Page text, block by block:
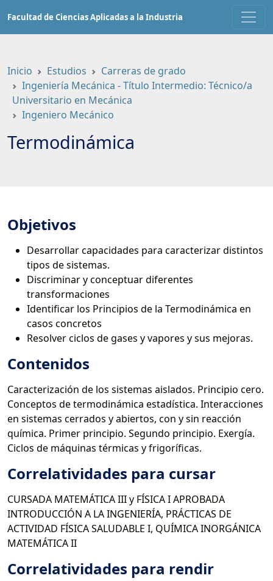
contenido
Facultad de Ciencias Aplicadas a la Industria
Inicio Estudios
Carreras de grado
Ingeniería Mecánica - Título Intermedio: Técnico/a
Universitario en Mecánica
Ingeniero Mecánico
Termodinámica
Objetivos
Desarrollar capacidades para caracterizar distintos
tipos de sistemas.
Discriminar y conceptuar diferentes
transformaciones
Identificar los Principios de la Termodinámica en
casos concretos
Resolver ciclos de gases y vapores y sus mejoras.
Contenidos
Caracterización de los sistemas aislados. Principio cero.
Conceptos de termodinámica estadística. Interacciones
en sistemas cerrados y abiertos, con y sin reacción
química. Primer principio. Segundo principio. Exergía.
Ciclos de máquinas térmicas y frigoríficas.
Correlatividades para cursar
CURSADA MATEMÁTICA III y FÍSICA I APROBADA
INTRODUCCIÓN A LA INGENIERÍA, PRÁCTICAS DE
ACTIVIDAD FÍSICA SALUDABLE I, QUÍMICA INORGÁNICA
MATEMÁTICA II
Correlatividades para rendir